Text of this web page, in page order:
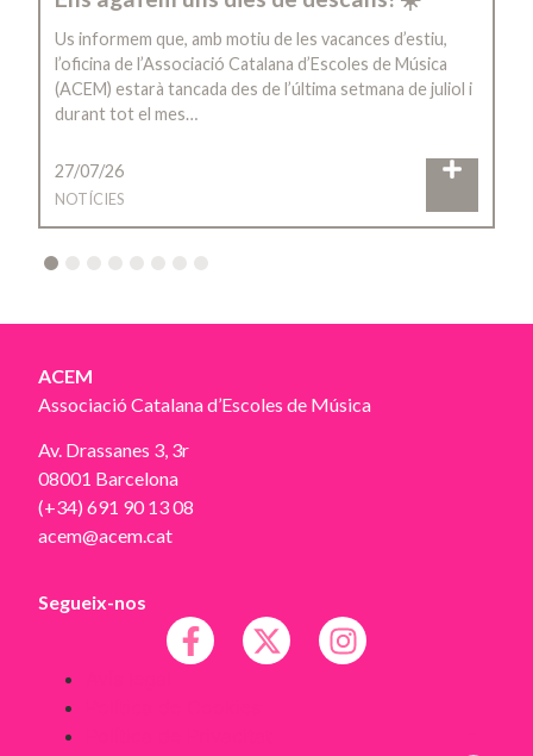
Us informem que, amb motiu de les vacances d’estiu,
l’oficina de l’Associació Catalana d’Escoles de Música
(ACEM) estarà tancada des de l’última setmana de juliol i
durant tot el mes…
27/07/26
NOTÍCIES
4 5 6 7 8
ACEM
Associació Catalana d’Escoles de Música
Av. Drassanes 3, 3r
08001 Barcelona
(+34) 691 90 13 08
acem@acem.cat
Segueix-nos